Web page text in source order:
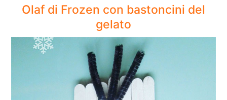
Olaf di Frozen con bastoncini del
gelato